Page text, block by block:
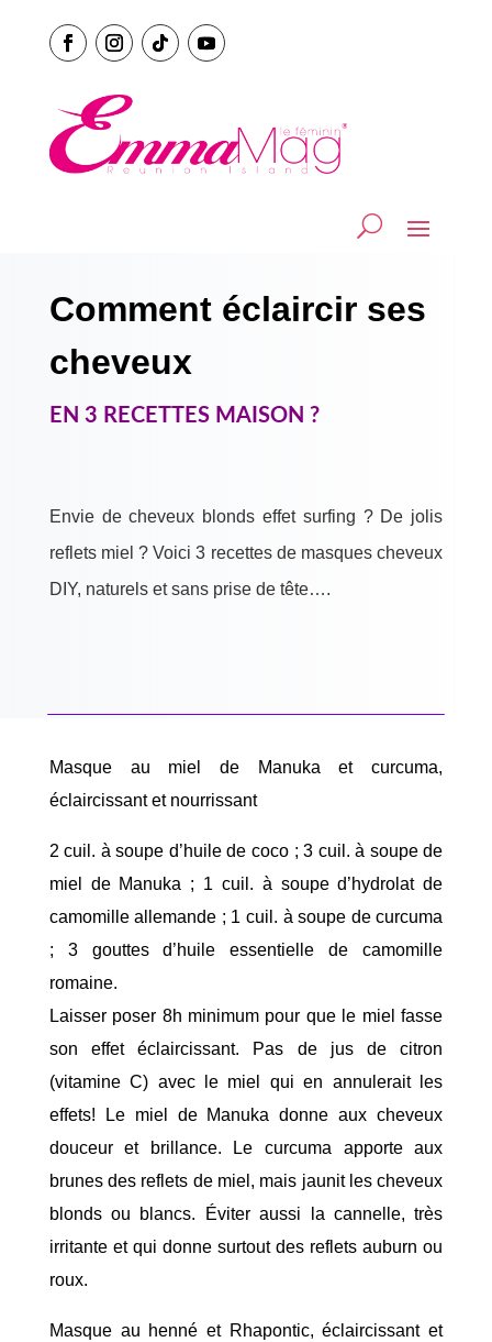
Comment éclaircir ses
cheveux
EN 3 RECETTES MAISON ?
Envie de cheveux blonds effet surfing ? De jolis
reflets miel ? Voici 3 recettes de masques cheveux
DIY, naturels et sans prise de tête….
Masque au miel de Manuka et curcuma,
éclaircissant et nourrissant
2 cuil. à soupe d’huile de coco ; 3 cuil. à soupe de
miel de Manuka ; 1 cuil. à soupe d’hydrolat de
camomille allemande ; 1 cuil. à soupe de curcuma
; 3 gouttes d’huile essentielle de camomille
romaine.
Laisser poser 8h minimum pour que le miel fasse
son effet éclaircissant. Pas de jus de citron
(vitamine C) avec le miel qui en annulerait les
effets! Le miel de Manuka donne aux cheveux
douceur et brillance. Le curcuma apporte aux
brunes des reflets de miel, mais jaunit les cheveux
blonds ou blancs. Éviter aussi la cannelle, très
irritante et qui donne surtout des reflets auburn ou
roux.
Masque au henné et Rhapontic, éclaircissant et